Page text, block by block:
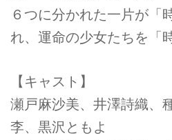
６つに分かれた一片が「
れ、運命の少女たちを「
【キャスト】
瀬戸麻沙美、井澤詩織、
李、黒沢ともよ